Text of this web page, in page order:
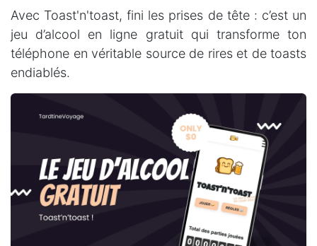
Avec Toast'n'toast, fini les prises de tête : c’est un
jeu d’alcool en ligne gratuit qui transforme ton
téléphone en véritable source de rires et de toasts
endiablés.